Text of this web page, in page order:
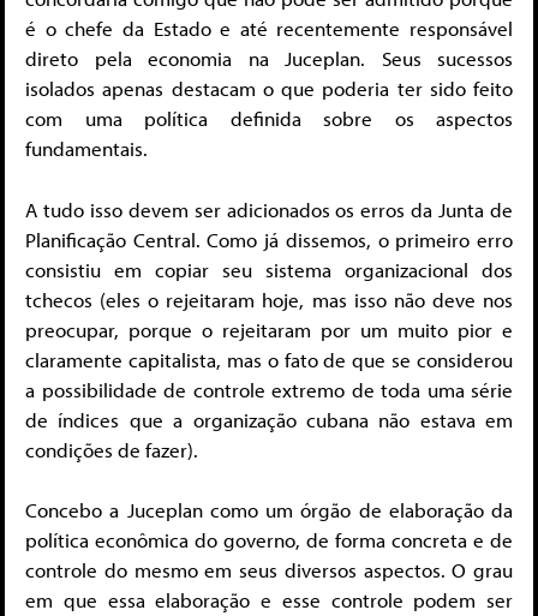
é o chefe da Estado e até recentemente responsável
direto pela economia na Juceplan. Seus sucessos
isolados apenas destacam o que poderia ter sido feito
com uma política definida sobre os aspectos
fundamentais.
A tudo isso devem ser adicionados os erros da Junta de
Planificação Central. Como já dissemos, o primeiro erro
consistiu em copiar seu sistema organizacional dos
tchecos (eles o rejeitaram hoje, mas isso não deve nos
preocupar, porque o rejeitaram por um muito pior e
claramente capitalista, mas o fato de que se considerou
a possibilidade de controle extremo de toda uma série
de índices que a organização cubana não estava em
condições de fazer).
Concebo a Juceplan como um órgão de elaboração da
política econômica do governo, de forma concreta e de
controle do mesmo em seus diversos aspectos. O grau
em que essa elaboração e esse controle podem ser